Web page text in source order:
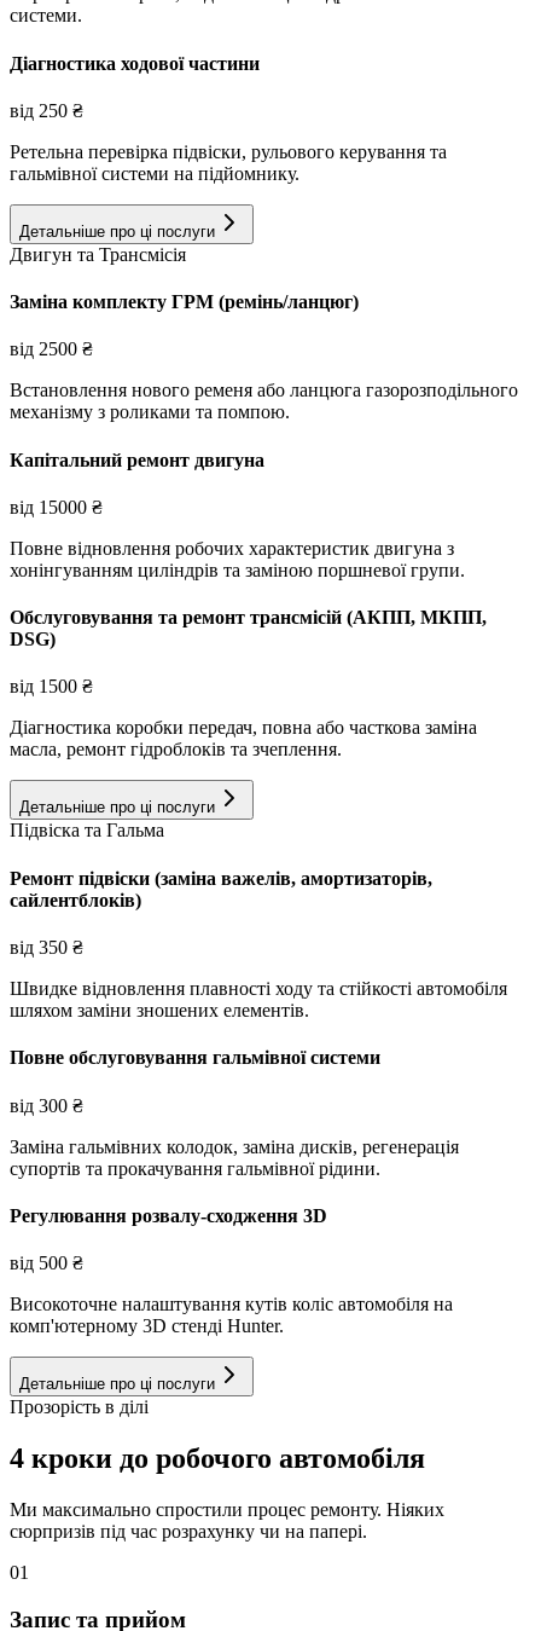
системи.
Діагностика ходової частини
від 250 ₴
Ретельна перевірка підвіски, рульового керування та
гальмівної системи на підйомнику.
Детальніше про ці послуги
Двигун та Трансмісія
Заміна комплекту ГРМ (ремінь/ланцюг)
від 2500 ₴
Встановлення нового ременя або ланцюга газорозподільного
механізму з роликами та помпою.
Капітальний ремонт двигуна
від 15000 ₴
Повне відновлення робочих характеристик двигуна з
хонінгуванням циліндрів та заміною поршневої групи.
Обслуговування та ремонт трансмісій (АКПП, МКПП,
DSG)
від 1500 ₴
Діагностика коробки передач, повна або часткова заміна
масла, ремонт гідроблоків та зчеплення.
Детальніше про ці послуги
Підвіска та Гальма
Ремонт підвіски (заміна важелів, амортизаторів,
сайлентблоків)
від 350 ₴
Швидке відновлення плавності ходу та стійкості автомобіля
шляхом заміни зношених елементів.
Повне обслуговування гальмівної системи
від 300 ₴
Заміна гальмівних колодок, заміна дисків, регенерація
супортів та прокачування гальмівної рідини.
Регулювання розвалу-сходження 3D
від 500 ₴
Високоточне налаштування кутів коліс автомобіля на
комп'ютерному 3D стенді Hunter.
Детальніше про ці послуги
Прозорість в ділі
4 кроки до робочого автомобіля
Ми максимально спростили процес ремонту. Ніяких
сюрпризів під час розрахунку чи на папері.
01
Запис та прийом